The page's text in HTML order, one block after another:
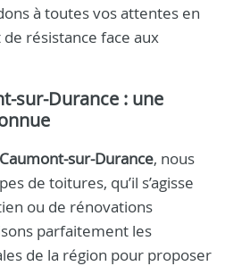
à toutes vos attentes en
résistance face aux
sur-Durance : une
sur-Durance, nous
de toitures, qu’il s’agisse
ou de rénovations
parfaitement les
de la région pour proposer